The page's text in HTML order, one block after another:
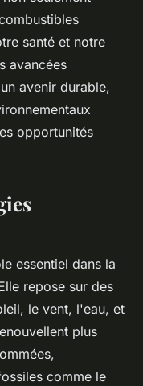
santé et notre
avancées
avenir durable,
opportunités
essentiel dans la
repose sur des
le vent, l'eau, et
plus
comme le